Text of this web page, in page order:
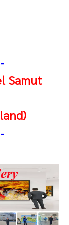
-
Samut
-